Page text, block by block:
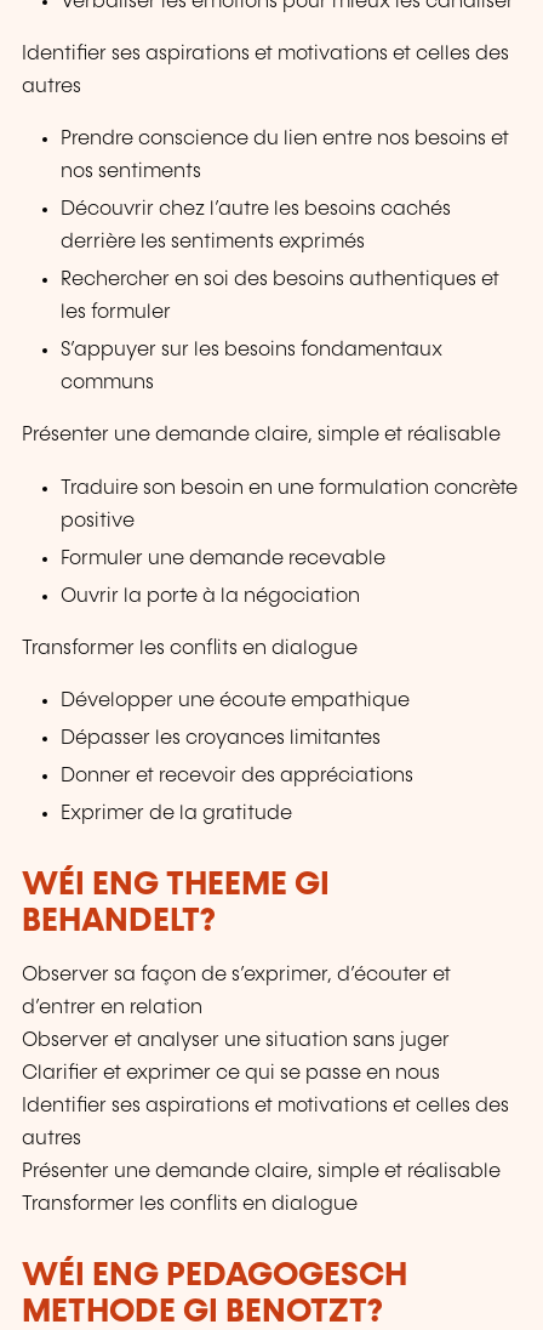
Identifier ses aspirations et motivations et celles des
autres
Prendre conscience du lien entre nos besoins et
nos sentiments
Découvrir chez l’autre les besoins cachés
derrière les sentiments exprimés
Rechercher en soi des besoins authentiques et
les formuler
S’appuyer sur les besoins fondamentaux
communs
Présenter une demande claire, simple et réalisable
Traduire son besoin en une formulation concrète
positive
Formuler une demande recevable
Ouvrir la porte à la négociation
Transformer les conflits en dialogue
Développer une écoute empathique
Dépasser les croyances limitantes
Donner et recevoir des appréciations
Exprimer de la gratitude
WÉI ENG THEEME GI
BEHANDELT?
Observer sa façon de s’exprimer, d’écouter et
d’entrer en relation
Observer et analyser une situation sans juger
Clarifier et exprimer ce qui se passe en nous
Identifier ses aspirations et motivations et celles des
autres
Présenter une demande claire, simple et réalisable
Transformer les conflits en dialogue
WÉI ENG PEDAGOGESCH
METHODE GI BENOTZT?